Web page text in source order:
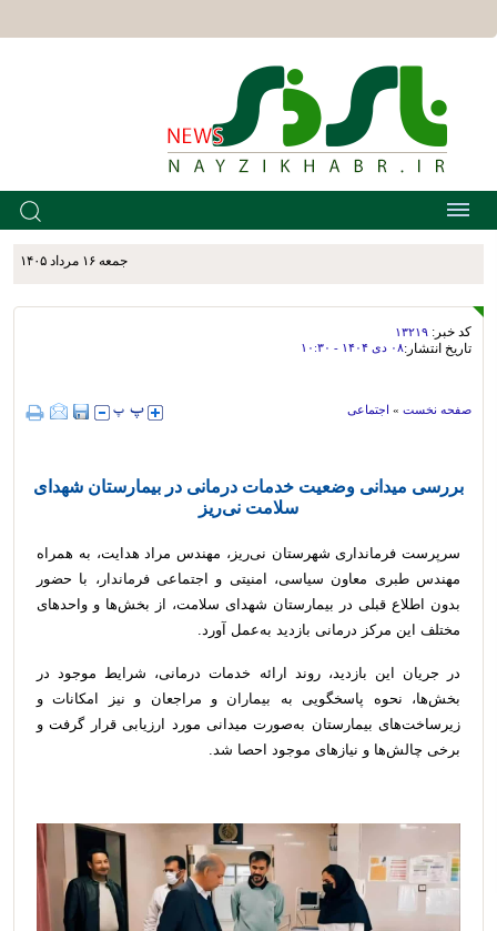
جمعه ۱۶ مرداد ۱۴۰۵
کد خبر: ۱۳۲۱۹
تاریخ انتشار:۰۸ دی ۱۴۰۴ - ۱۰:۳۰
صفحه نخست » اجتماعی
بررسی میدانی وضعیت خدمات درمانی در بیمارستان شهدای
سلامت نی‌ریز
سرپرست فرمانداری شهرستان نی‌ریز، مهندس مراد هدایت، به همراه
مهندس طبری معاون سیاسی، امنیتی و اجتماعی فرماندار، با حضور
بدون اطلاع قبلی در بیمارستان شهدای سلامت، از بخش‌ها و واحدهای
مختلف این مرکز درمانی بازدید به‌عمل آورد.
در جریان این بازدید، روند ارائه خدمات درمانی، شرایط موجود در
بخش‌ها، نحوه پاسخگویی به بیماران و مراجعان و نیز امکانات و
زیرساخت‌های بیمارستان به‌صورت میدانی مورد ارزیابی قرار گرفت و
برخی چالش‌ها و نیازهای موجود احصا شد.